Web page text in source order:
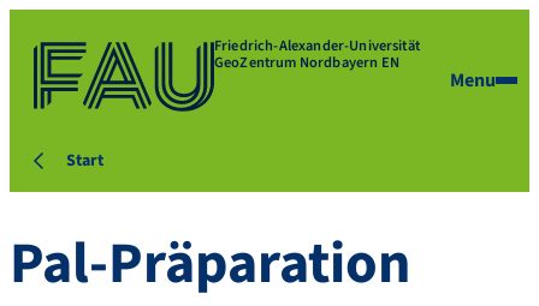
Friedrich-Alexander-Universität
GeoZentrum Nordbayern EN
Menu
Start
Pal-Präparation